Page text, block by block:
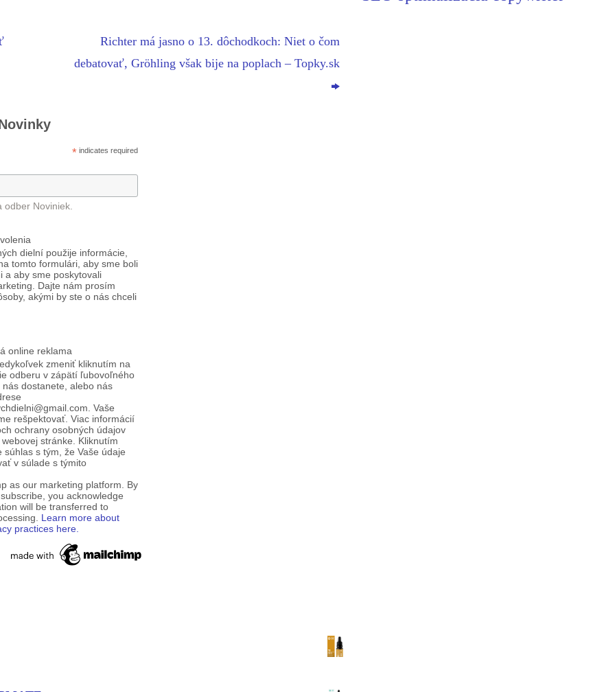
Richter má jasno o 13. dôchodkoch: Niet o čom
debatovať, Gröhling však bije na poplach – Topky.sk
* indicates required
Noviniek.
dielní použije informácie,
tomto formulári, aby sme boli
a aby sme poskytovali
Dajte nám prosím
akými by ste o nás chceli
online reklama
zmeniť kliknutím na
odberu v zápätí ľubovoľného
dostanete, alebo nás
Vaše
rešpektovať. Viac informácií
ochrany osobných údajov
stránke. Kliknutím
súhlas s tým, že Vaše údaje
v súlade s týmito
as our marketing platform. By
you acknowledge
will be transferred to
Learn more about
practices here.